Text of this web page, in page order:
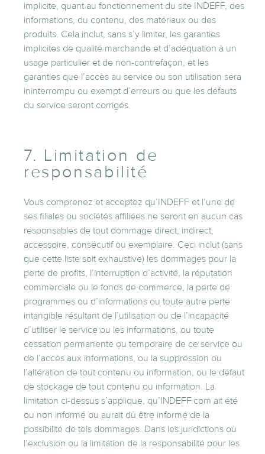
implicite, quant au fonctionnement du site INDEFF, des
informations, du contenu, des matériaux ou des
produits. Cela inclut, sans s’y limiter, les garanties
implicites de qualité marchande et d’adéquation à un
usage particulier et de non-contrefaçon, et les
garanties que l’accès au service ou son utilisation sera
ininterrompu ou exempt d’erreurs ou que les défauts
du service seront corrigés.
7. Limitation de
responsabilité
Vous comprenez et acceptez qu’INDEFF et l’une de
ses filiales ou sociétés affiliées ne seront en aucun cas
responsables de tout dommage direct, indirect,
accessoire, consécutif ou exemplaire. Ceci inclut (sans
que cette liste soit exhaustive) les dommages pour la
perte de profits, l’interruption d’activité, la réputation
commerciale ou le fonds de commerce, la perte de
programmes ou d’informations ou toute autre perte
intangible résultant de l’utilisation ou de l’incapacité
d’utiliser le service ou les informations, ou toute
cessation permanente ou temporaire de ce service ou
de l’accès aux informations, ou la suppression ou
l’altération de tout contenu ou information, ou le défaut
de stockage de tout contenu ou information. La
limitation ci-dessus s’applique, qu’INDEFF.com ait été
ou non informé ou aurait dû être informé de la
possibilité de tels dommages. Dans les juridictions où
l’exclusion ou la limitation de la responsabilité pour les